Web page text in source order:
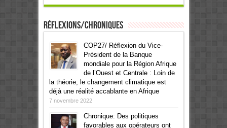
Réflexions/Chroniques
COP27/ Réflexion du Vice-
Président de la Banque
mondiale pour la Région Afrique
de l’Ouest et Centrale : Loin de
la théorie, le changement climatique est
déjà une réalité accablante en Afrique
7 novembre 2022
Chronique: Des politiques
favorables aux opérateurs ont